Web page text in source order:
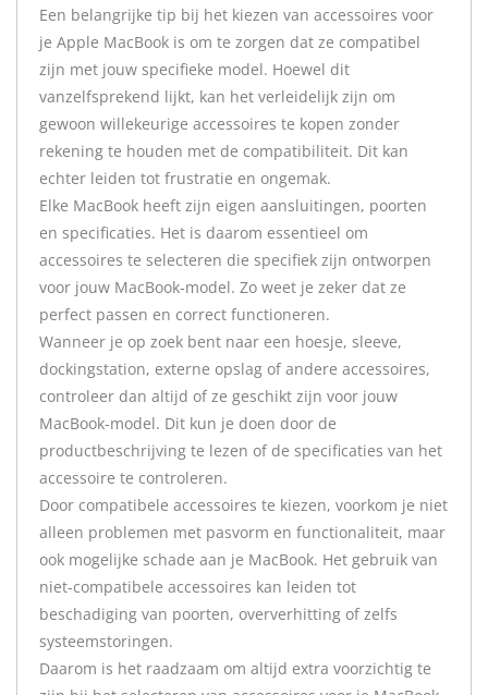
Een belangrijke tip bij het kiezen van accessoires voor
je Apple MacBook is om te zorgen dat ze compatibel
zijn met jouw specifieke model. Hoewel dit
vanzelfsprekend lijkt, kan het verleidelijk zijn om
gewoon willekeurige accessoires te kopen zonder
rekening te houden met de compatibiliteit. Dit kan
echter leiden tot frustratie en ongemak.
Elke MacBook heeft zijn eigen aansluitingen, poorten
en specificaties. Het is daarom essentieel om
accessoires te selecteren die specifiek zijn ontworpen
voor jouw MacBook-model. Zo weet je zeker dat ze
perfect passen en correct functioneren.
Wanneer je op zoek bent naar een hoesje, sleeve,
dockingstation, externe opslag of andere accessoires,
controleer dan altijd of ze geschikt zijn voor jouw
MacBook-model. Dit kun je doen door de
productbeschrijving te lezen of de specificaties van het
accessoire te controleren.
Door compatibele accessoires te kiezen, voorkom je niet
alleen problemen met pasvorm en functionaliteit, maar
ook mogelijke schade aan je MacBook. Het gebruik van
niet-compatibele accessoires kan leiden tot
beschadiging van poorten, oververhitting of zelfs
systeemstoringen.
Daarom is het raadzaam om altijd extra voorzichtig te